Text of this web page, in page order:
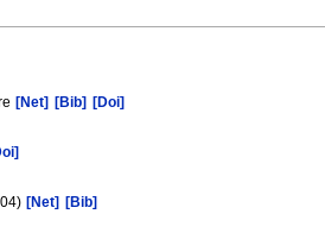
[Net] [Bib]
[Doi]
[Net]
[Bib]